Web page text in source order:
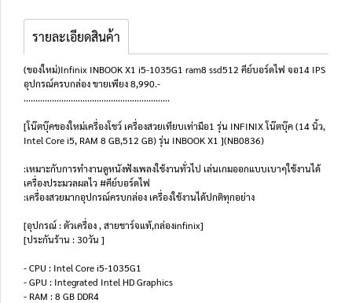
รายละเอียดสินค้า
(ของใหม่)Infinix INBOOK X1 i5-1035G1 ram8 ssd512 คีย์บอร์ดไฟ จอ14 IPS
อุปกรณ์ครบกล่อง ขายเพียง 8,990.-
..............................................................
[โน๊ตบุ๊คของใหม่เครื่องโชว์ เครื่องสวยเทียบเท่ามือ1 รุ่น INFINIX โน๊ตบุ๊ค (14 นิ้ว,
Intel Core i5, RAM 8 GB,512 GB) รุ่น INBOOK X1 ](NB0836)
:เหมาะกับการทำงานดูหนังฟังเพลงใช้งานทั่วไป เล่นเกมออกแบบเบาๆใช้งานได้
เครื่องประมวลผลไว #คีย์บอร์ดไฟ
:เครื่องสวยมากอุปกรณ์ครบกล่อง เครื่องใช้งานได้ปกติทุกอย่าง
[อุปกรณ์ : ตัวเครื่อง , สายชาร์จแท้,กล่องinfinix]
[ประกันร้าน : 30วัน ]
- CPU : Intel Core i5-1035G1
- GPU : Integrated Intel HD Graphics
- RAM : 8 GB DDR4